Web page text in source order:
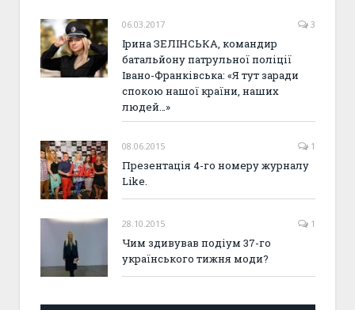
06.03.2017 3
Ірина ЗЕЛІНСЬКА, командир
батальйону патрульної поліції
Івано-Франківська: «Я тут заради
спокою нашої країни, наших
людей…»
08.06.2015 1
Презентація 4-го номеру журналу
Like.
28.10.2015 1
Чим здивував подіум 37-го
українського тижня моди?